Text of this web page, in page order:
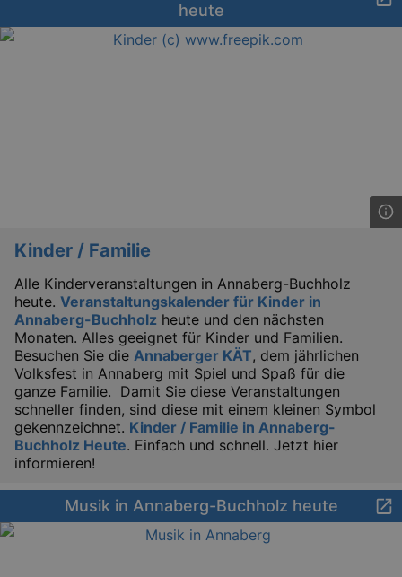
heute
Kinder / Familie
Alle Kinderveranstaltungen in Annaberg-Buchholz
heute. Veranstaltungskalender für Kinder in
Annaberg-Buchholz heute und den nächsten
Monaten. Alles geeignet für Kinder und Familien.
Besuchen Sie die Annaberger KÄT, dem jährlichen
Volksfest in Annaberg mit Spiel und Spaß für die
ganze Familie. Damit Sie diese Veranstaltungen
schneller finden, sind diese mit einem kleinen Symbol
gekennzeichnet. Kinder / Familie in Annaberg-
Buchholz Heute. Einfach und schnell. Jetzt hier
informieren!
Musik in Annaberg-Buchholz heute